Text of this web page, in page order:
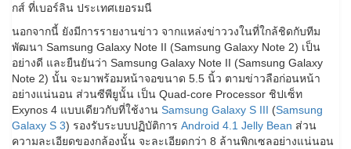
กส์ ที่เบอร์ลิน ประเทศเยอรมนี
นอกจากนี้ ยังมีการรายงานข่าว จากแหล่งข่าววงในที่ใกล้ชิดกับทีม
พัฒนา Samsung Galaxy Note II (Samsung Galaxy Note 2) เป็น
อย่างดี และยืนยันว่า Samsung Galaxy Note II (Samsung Galaxy
Note 2) นั้น จะมาพร้อมหน้าจอขนาด 5.5 นิ้ว ตามข่าวลือก่อนหน้า
อย่างแน่นอน ส่วนซีพียูนั้น เป็น Quad-core Processor ชิปเซ็ท
Exynos 4 แบบเดียวกับที่ใช้งาน Samsung Galaxy S III (Samsung
Galaxy S 3) รองรับระบบปฏิบัติการ Android 4.1 Jelly Bean ส่วน
ความละเอียดของกล้องนั้น จะละเอียดกว่า 8 ล้านพิกเซลอย่างแน่นอน